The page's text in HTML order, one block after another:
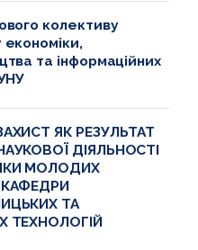
колективу
та інформаційних
ЯК РЕЗУЛЬТАТ
ДІЯЛЬНОСТІ
МОЛОДИХ
КАФЕДРИ
ТА
ТЕХНОЛОГІЙ